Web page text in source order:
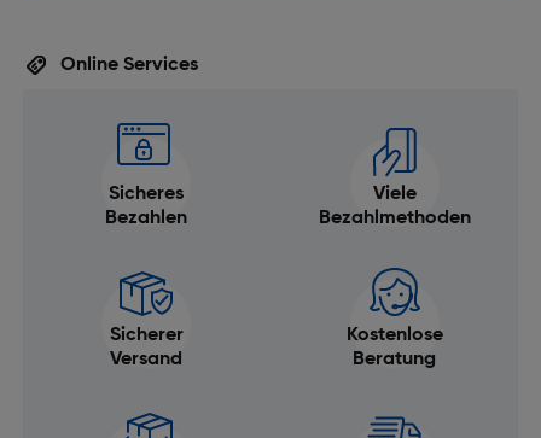
Online Services
Sicheres
Bezahlen
Viele
Bezahlmethoden
Sicherer
Versand
Kostenlose
Beratung